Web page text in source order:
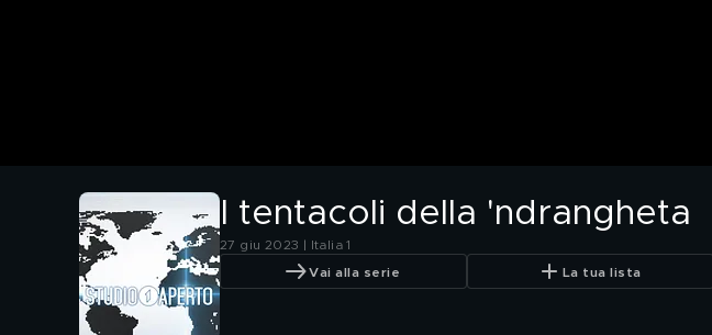
I tentacoli della 'ndrangheta
27 giu 2023 | Italia 1
Vai alla serie La tua lista